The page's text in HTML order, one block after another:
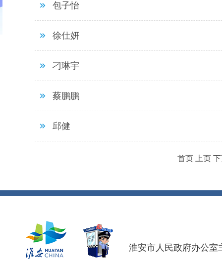
包子怡
徐仕妍
刁琳宇
蔡鹏鹏
邱健
首页 上页
淮安市人民政府办公